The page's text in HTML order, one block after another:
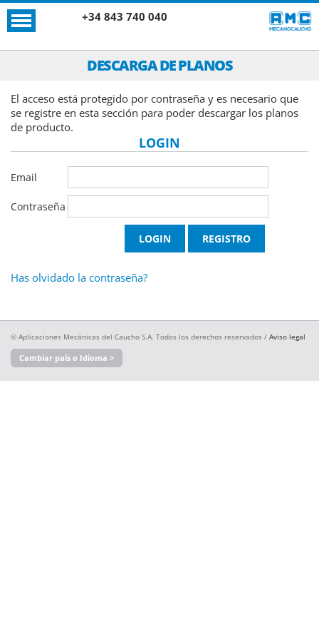
+34 843 740 040
DESCARGA DE PLANOS
El acceso está protegido por contraseña y es necesario que
se registre en esta sección para poder descargar los planos
de producto.
LOGIN
Email
Contraseña
Has olvidado la contraseña?
© Aplicaciones Mecánicas del Caucho S.A. Todos los derechos reservados / Aviso legal
Cambiar país o Idioma >